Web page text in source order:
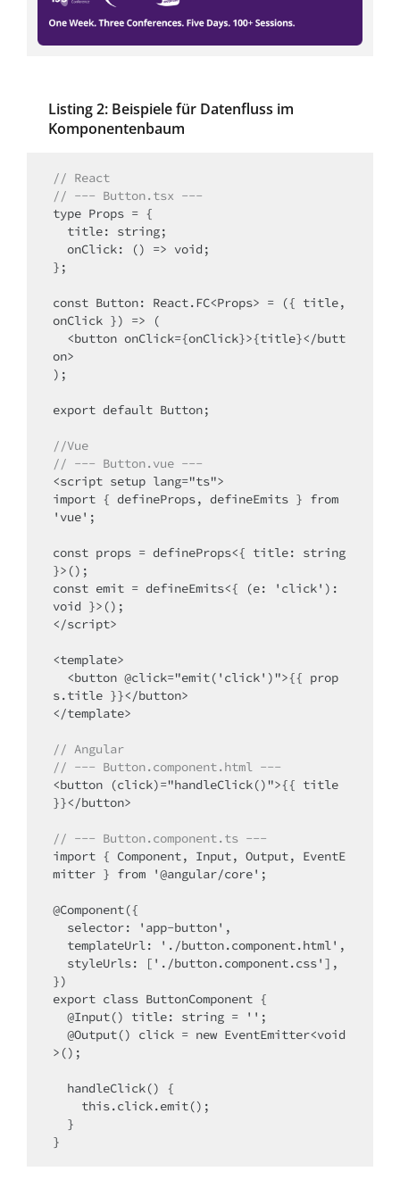
Listing 2: Beispiele für Datenfluss im
Komponentenbaum
// React
// --- Button.tsx ---
type Props = {
};
const Button: React.FC<Props> = ({ title,
onClick }) => (
on>
);
export default Button;
//Vue
// --- Button.vue ---
<script setup lang="ts">
import { defineProps, defineEmits } from
'vue';
const props = defineProps<{ title: string
}>();
const emit = defineEmits<{ (e: 'click'):
void }>();
</script>
<template>
s.title }}</button>
</template>
// Angular
// --- Button.component.html ---
<button (click)="handleClick()">{{ title
}}</button>
// --- Button.component.ts ---
import { Component, Input, Output, EventE
mitter } from '@angular/core';
@Component({
})
export class ButtonComponent {
>();